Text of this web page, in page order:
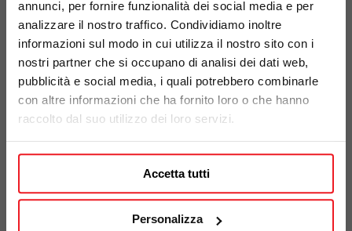
annunci, per fornire funzionalità dei social media e per
analizzare il nostro traffico. Condividiamo inoltre
informazioni sul modo in cui utilizza il nostro sito con i
nostri partner che si occupano di analisi dei dati web,
pubblicità e social media, i quali potrebbero combinarle
con altre informazioni che ha fornito loro o che hanno
raccolto dal suo utilizzo dei loro servizi.
Accetta tutti
Personalizza